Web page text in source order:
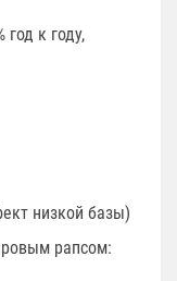
год к году,
низкой базы)
рапсом: